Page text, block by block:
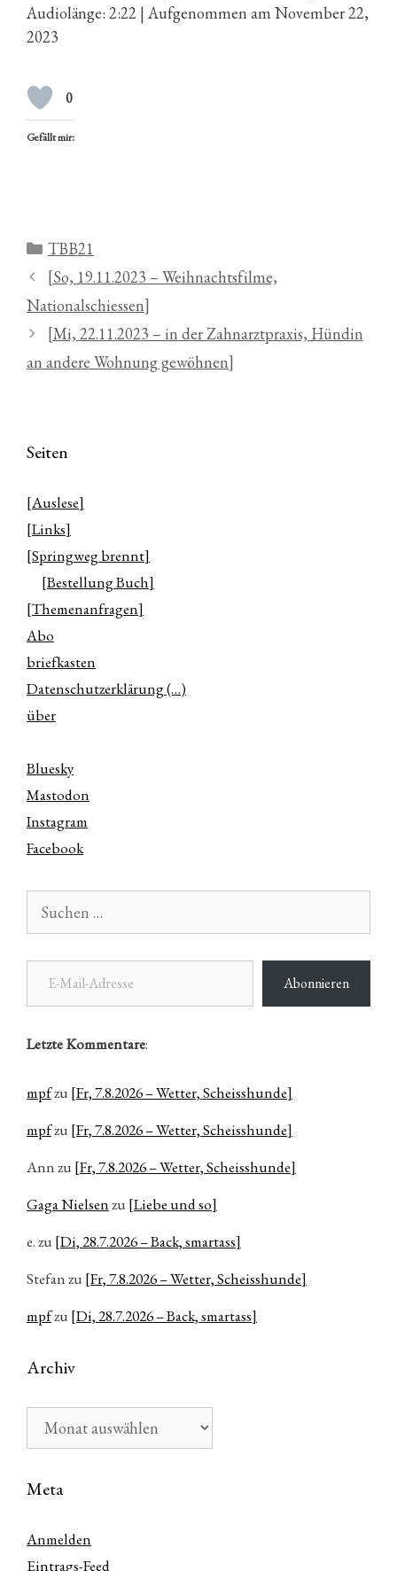
Audiolänge: 2:22 | Aufgenommen am November 22,
2023
0
Gefällt mir:
Kategorien
TBB21
[So, 19.11.2023 – Weihnachtsfilme,
Nationalschiessen]
[Mi, 22.11.2023 – in der Zahnarztpraxis, Hündin
an andere Wohnung gewöhnen]
Seiten
[Auslese]
[Links]
[Springweg brennt]
[Bestellung Buch]
[Themenanfragen]
Abo
briefkasten
Datenschutzerklärung (…)
über
Bluesky
Mastodon
Instagram
Facebook
nach:
E-Mail-Adresse
Abonnieren
Letzte Kommentare:
mpfzu [Fr, 7.8.2026 – Wetter, Scheisshunde]
mpfzu [Fr, 7.8.2026 – Wetter, Scheisshunde]
Annzu [Fr, 7.8.2026 – Wetter, Scheisshunde]
Gaga Nielsenzu [Liebe und so]
e.zu [Di, 28.7.2026 – Back, smartass]
Stefanzu [Fr, 7.8.2026 – Wetter, Scheisshunde]
mpfzu [Di, 28.7.2026 – Back, smartass]
Archiv
Meta
Anmelden
Eintrags-Feed